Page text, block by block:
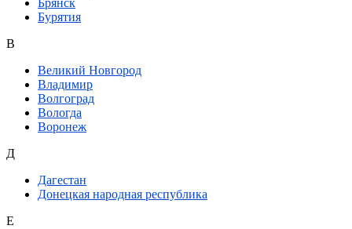
Брянск
Бурятия
В
Великий Новгород
Владимир
Волгоград
Вологда
Воронеж
Д
Дагестан
Донецкая народная республика
Е